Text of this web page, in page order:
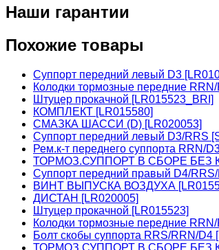
Наши гарантии
Похожие товары
Суппорт передний левый D3
Колодки тормозные передние
Штуцер прокачной [LR015523_BRI]
КОМПЛЕКТ [LR015580]
СМАЗКА ШАССИ (D) [LR020053]
Суппорт передний левый D3/RRS
Рем.к-т переднего суппорта RRN/
ТОРМОЗ.СУППОРТ В СБОРЕ БЕЗ
Суппорт передний правый D4/
ВИНТ ВЫПУСКА ВОЗДУХА
ДИСТАН [LR020005]
Штуцер прокачной [LR015523]
Колодки тормозные передние
Болт скобы суппорта RRS/RRN/D4
ТОРМОЗ.СУППОРТ В СБОРЕ БЕЗ